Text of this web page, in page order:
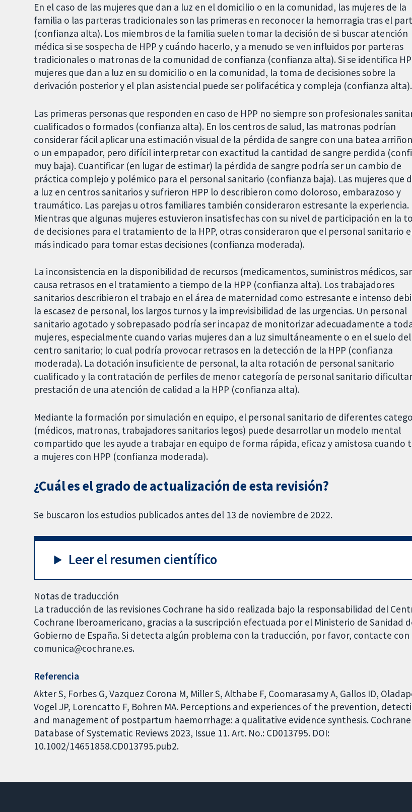
En el caso de las mujeres que dan a luz en el domicilio o en la comunidad, las mujeres de la
familia o las parteras tradicionales son las primeras en reconocer la hemorragia tras el
(confianza alta). Los miembros de la familia suelen tomar la decisión de si buscar atención
médica si se sospecha de HPP y cuándo hacerlo, y a menudo se ven influidos por parteras
tradicionales o matronas de la comunidad de confianza (confianza alta). Si se identifica
mujeres que dan a luz en su domicilio o en la comunidad, la toma de decisiones sobre la
derivación posterior y el plan asistencial puede ser polifacética y compleja (confianza alta).
Las primeras personas que responden en caso de HPP no siempre son profesionales
cualificados o formados (confianza alta). En los centros de salud, las matronas podrían
considerar fácil aplicar una estimación visual de la pérdida de sangre con una batea
o un empapador, pero difícil interpretar con exactitud la cantidad de sangre perdida
muy baja). Cuantificar (en lugar de estimar) la pérdida de sangre podría ser un cambio de
práctica complejo y polémico para el personal sanitario (confianza baja). Las mujeres que
a luz en centros sanitarios y sufrieron HPP lo describieron como doloroso, embarazoso y
traumático. Las parejas u otros familiares también consideraron estresante la experiencia.
Mientras que algunas mujeres estuvieron insatisfechas con su nivel de participación en la
de decisiones para el tratamiento de la HPP, otras consideraron que el personal sanitario
más indicado para tomar estas decisiones (confianza moderada).
La inconsistencia en la disponibilidad de recursos (medicamentos, suministros médicos,
causa retrasos en el tratamiento a tiempo de la HPP (confianza alta). Los trabajadores
sanitarios describieron el trabajo en el área de maternidad como estresante e intenso
la escasez de personal, los largos turnos y la imprevisibilidad de las urgencias. Un personal
sanitario agotado y sobrepasado podría ser incapaz de monitorizar adecuadamente a
mujeres, especialmente cuando varias mujeres dan a luz simultáneamente o en el suelo del
centro sanitario; lo cual podría provocar retrasos en la detección de la HPP (confianza
moderada). La dotación insuficiente de personal, la alta rotación de personal sanitario
cualificado y la contratación de perfiles de menor categoría de personal sanitario
prestación de una atención de calidad a la HPP (confianza alta).
Mediante la formación por simulación en equipo, el personal sanitario de diferentes
(médicos, matronas, trabajadores sanitarios legos) puede desarrollar un modelo mental
compartido que les ayude a trabajar en equipo de forma rápida, eficaz y amistosa cuando
a mujeres con HPP (confianza moderada).
¿Cuál es el grado de actualización de esta revisión?
Se buscaron los estudios publicados antes del 13 de noviembre de 2022.
Leer el resumen científico
Notas de traducción
La traducción de las revisiones Cochrane ha sido realizada bajo la responsabilidad del
Cochrane Iberoamericano, gracias a la suscripción efectuada por el Ministerio de Sanidad
Gobierno de España. Si detecta algún problema con la traducción, por favor, contacte con
comunica@cochrane.es.
Referencia
Akter S, Forbes G, Vazquez Corona M, Miller S, Althabe F, Coomarasamy A, Gallos ID,
Vogel JP, Lorencatto F, Bohren MA. Perceptions and experiences of the prevention,
and management of postpartum haemorrhage: a qualitative evidence synthesis. Cochrane
Database of Systematic Reviews 2023, Issue 11. Art. No.: CD013795. DOI:
10.1002/14651858.CD013795.pub2.